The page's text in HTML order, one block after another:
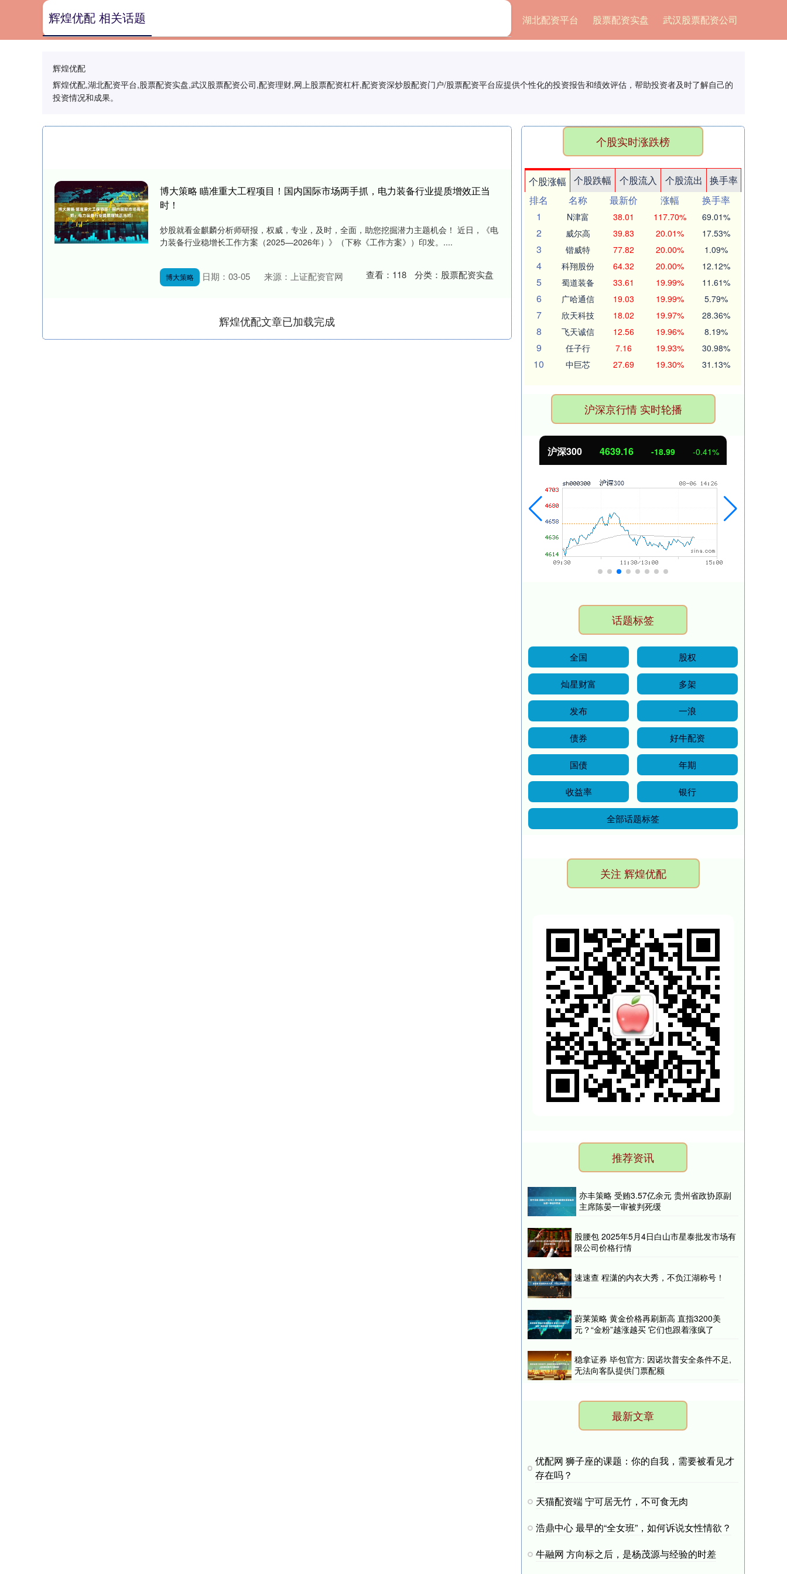
湖北配资平台 股票配资实盘 武汉股票配资公司
辉煌优配
辉煌优配,湖北配资平台,股票配资实盘,武汉股票配资公司,配资理财,网上股票配资杠杆,配资资深炒股配资门户/股票配资平台应提供个性化的投资报告和绩效评估，帮助投资者及时了解自己的
投资情况和成果。
辉煌优配 相关话题
博大策略 瞄准重大工程项目！国内国际市场两手抓，电力装备行业提质增效正当
时！
炒股就看金麒麟分析师研报，权威，专业，及时，全面，助您挖掘潜力主题机会！ 近日，《电
力装备行业稳增长工作方案（2025—2026年）》（下称《工作方案》）印发。....
博大策略 日期：03-05 来源：上证配资官网 查看： 118 分类： 股票配资实盘
辉煌优配文章已加载完成
个股实时涨跌榜
个股涨幅 个股跌幅 个股流入 个股流出
换手率
排名
名称 最新价 涨幅
换手率
1
N津富 38.01 117.70% 69.01%
2 威尔高 39.83 20.01% 17.53%
3 锴威特 77.82 20.00% 1.09%
4 科翔股份 64.32 20.00% 12.12%
5 蜀道装备 33.61 19.99% 11.61%
6 广哈通信 19.03 19.99% 5.79%
7 欣天科技 18.02 19.97% 28.36%
8 飞天诚信 12.56 19.96% 8.19%
9 任子行 7.16 19.93% 30.98%
10 中巨芯 27.69 19.30% 31.13%
沪深京行情 实时轮播
北证50 1118.09 -1.37 -0.12%
话题标签
全国 股权
灿星财富 多架
发布 一浪
债券 好牛配资
国债 年期
收益率 银行
全部话题标签
关注 辉煌优配
推荐资讯
亦丰策略 受贿3.57亿余元 贵州省政协原副
主席陈晏一审被判死缓
股腰包 2025年5月4日白山市星泰批发市场有
限公司价格行情
速速查 程潇的内衣大秀，不负江湖称号！
蔚莱策略 黄金价格再刷新高 直指3200美
元？“金粉”越涨越买 它们也跟着涨疯了
稳拿证券 毕包官方: 因诺坎普安全条件不足,
无法向客队提供门票配额
最新文章
优配网 狮子座的课题：你的自我，需要被看见才
存在吗？
天猫配资端 宁可居无竹，不可食无肉
浩鼎中心 最早的“全女班”，如何诉说女性情欲？
牛融网 方向标之后，是杨茂源与经验的时差